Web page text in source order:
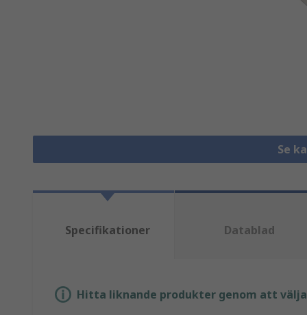
Se
Specifikationer Datablad
Hitta liknande produkter genom att